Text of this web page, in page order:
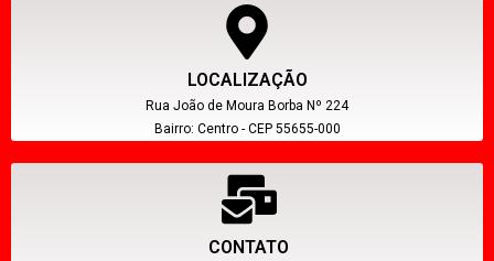
LOCALIZAÇÃO
Rua João de Moura Borba Nº 224
Bairro: Centro - CEP 55655-000
CONTATO